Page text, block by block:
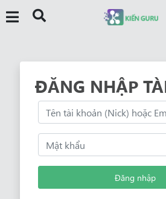
ĐĂNG NHẬP
Đăng nhập